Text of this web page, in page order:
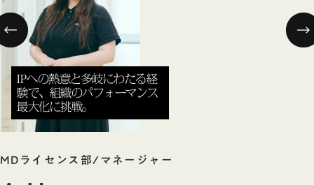
IPへの熱意と多岐にわたる経
験で、組織のパフォーマンス
最大化に挑戦。
MDライセンス部/マネージャー